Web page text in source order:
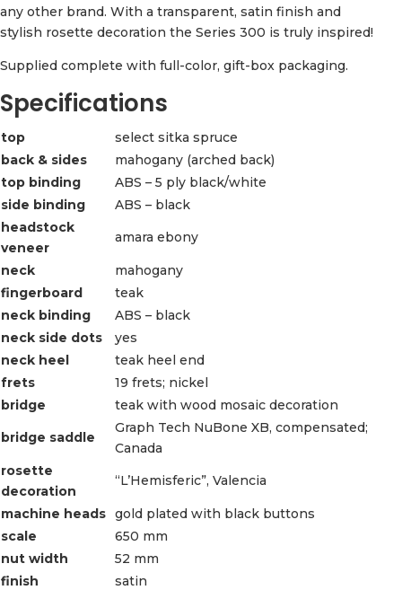
any other brand. With a transparent, satin finish and
stylish rosette decoration the Series 300 is truly inspired!
Supplied complete with full-color, gift-box packaging.
Specifications
top
select sitka spruce
back & sides
mahogany (arched back)
top binding
ABS – 5 ply black/white
side binding
ABS – black
headstock
veneer
amara ebony
neck
mahogany
fingerboard
teak
neck binding
ABS – black
neck side dots
yes
neck heel
teak heel end
frets
19 frets; nickel
bridge
teak with wood mosaic decoration
bridge saddle
Graph Tech NuBone XB, compensated;
Canada
rosette
decoration
“L’Hemisferic”, Valencia
machine heads gold plated with black buttons
scale
650 mm
nut width
52 mm
finish
satin